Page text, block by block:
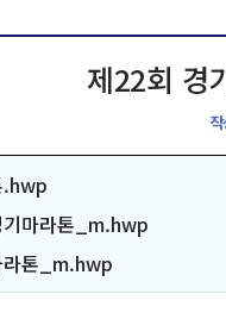
제22회 경
.hwp
기마라톤_m.hwp
라톤_m.hwp